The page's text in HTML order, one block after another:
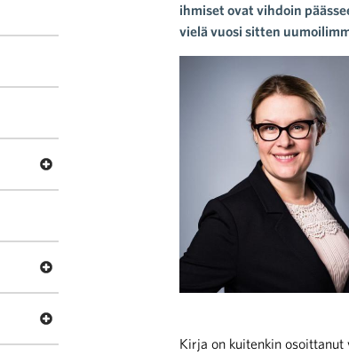
ihmiset ovat vihdoin
vielä vuosi sitten
Kirja on kuitenkin
Avaa valikko Häiriötilanteisiin varautuminen
Avaa valikko Tarinoita kaupan alalta
Avaa valikko Ajankohtaista Kaupan liitossa